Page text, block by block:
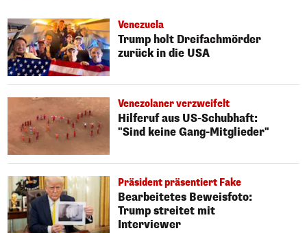
Venezuela
Trump holt Dreifachmörder
zurück in die USA
Venezolaner verzweifelt
Hilferuf aus US-Schubhaft:
"Sind keine Gang-Mitglieder"
Präsident präsentiert Fake
Bearbeitetes Beweisfoto:
Trump streitet mit
Interviewer